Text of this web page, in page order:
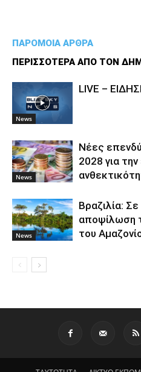
ΠΑΡΟΜΟΙΑ ΑΡΘΡΑ
ΠΕΡΙΣΣΟΤΕΡΑ ΑΠΟ ΤΟΝ
News
LIVE –
News
Νέες
2028 για
News
Βραζιλία:
αποψίλωση
του